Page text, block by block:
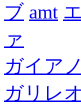
ブ amt
ァ
ガイア
ガリレ